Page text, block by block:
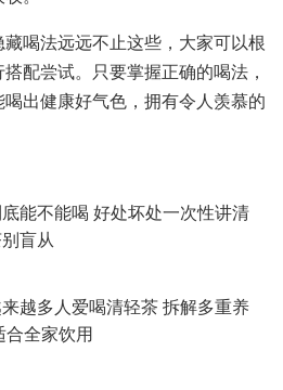
喝法远远不止这些，大家可以根
配尝试。只要掌握正确的喝法，
出健康好气色，拥有令人羡慕的
能不能喝 好处坏处一次性讲清
盲从
越多人爱喝清轻茶 拆解多重养
合全家饮用